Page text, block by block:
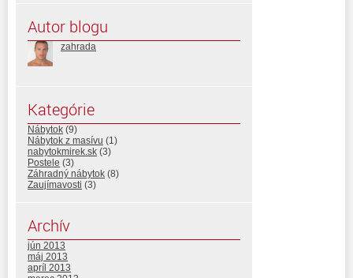
Autor blogu
zahrada
Kategórie
Nábytok (9)
Nábytok z masívu (1)
nabytokmirek.sk (3)
Postele (3)
Záhradný nábytok (8)
Zaujímavosti (3)
Archív
jún 2013
máj 2013
apríl 2013